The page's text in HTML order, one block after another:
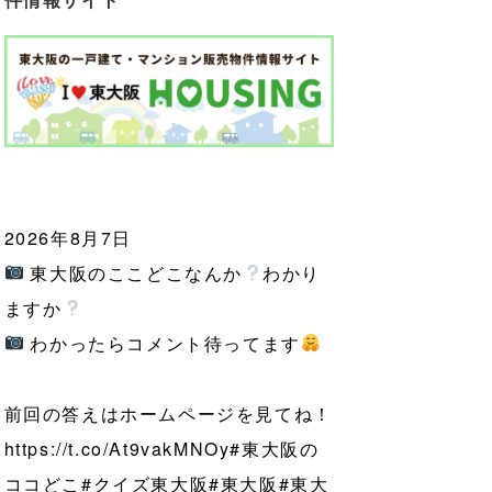
2026年8月7日
東大阪のここどこなんか
わかり
ますか
わかったらコメント待ってます
前回の答えはホームページを見てね！
https://t.co/At9vakMNOy#東大阪の
ココどこ #クイズ東大阪#東大阪#東大